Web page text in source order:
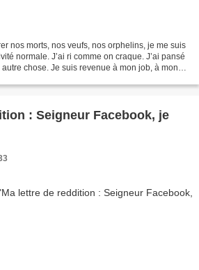
nos morts, nos veufs, nos orphelins, je me suis
normale. J’ai ri comme on craque. J’ai pansé
chose. Je suis revenue à mon job, à mon
: Seigneur Facebook, je